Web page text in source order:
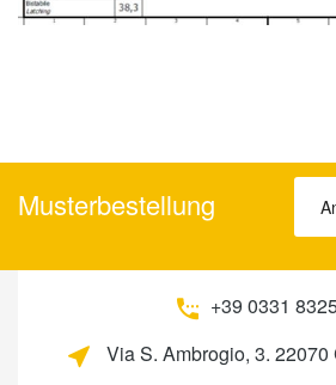
Musterbestellung
+39 0331
Via S. Ambrogio, 3. 22070